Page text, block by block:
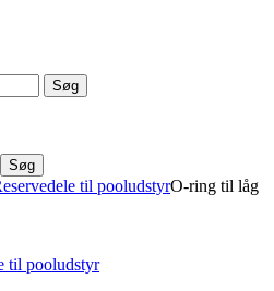
Søg
Søg
til pooludstyrO-ring til låg
til pooludstyr